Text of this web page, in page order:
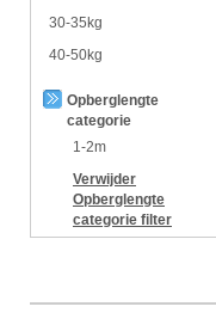
30-35kg
40-50kg
Opberglengte
categorie
1-2m
Verwijder
Opberglengte
categorie filter